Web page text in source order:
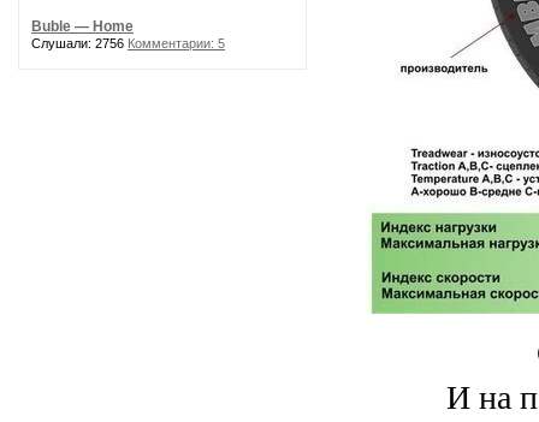
Buble — Home
Слушали: 2756 Комментарии: 5
И на